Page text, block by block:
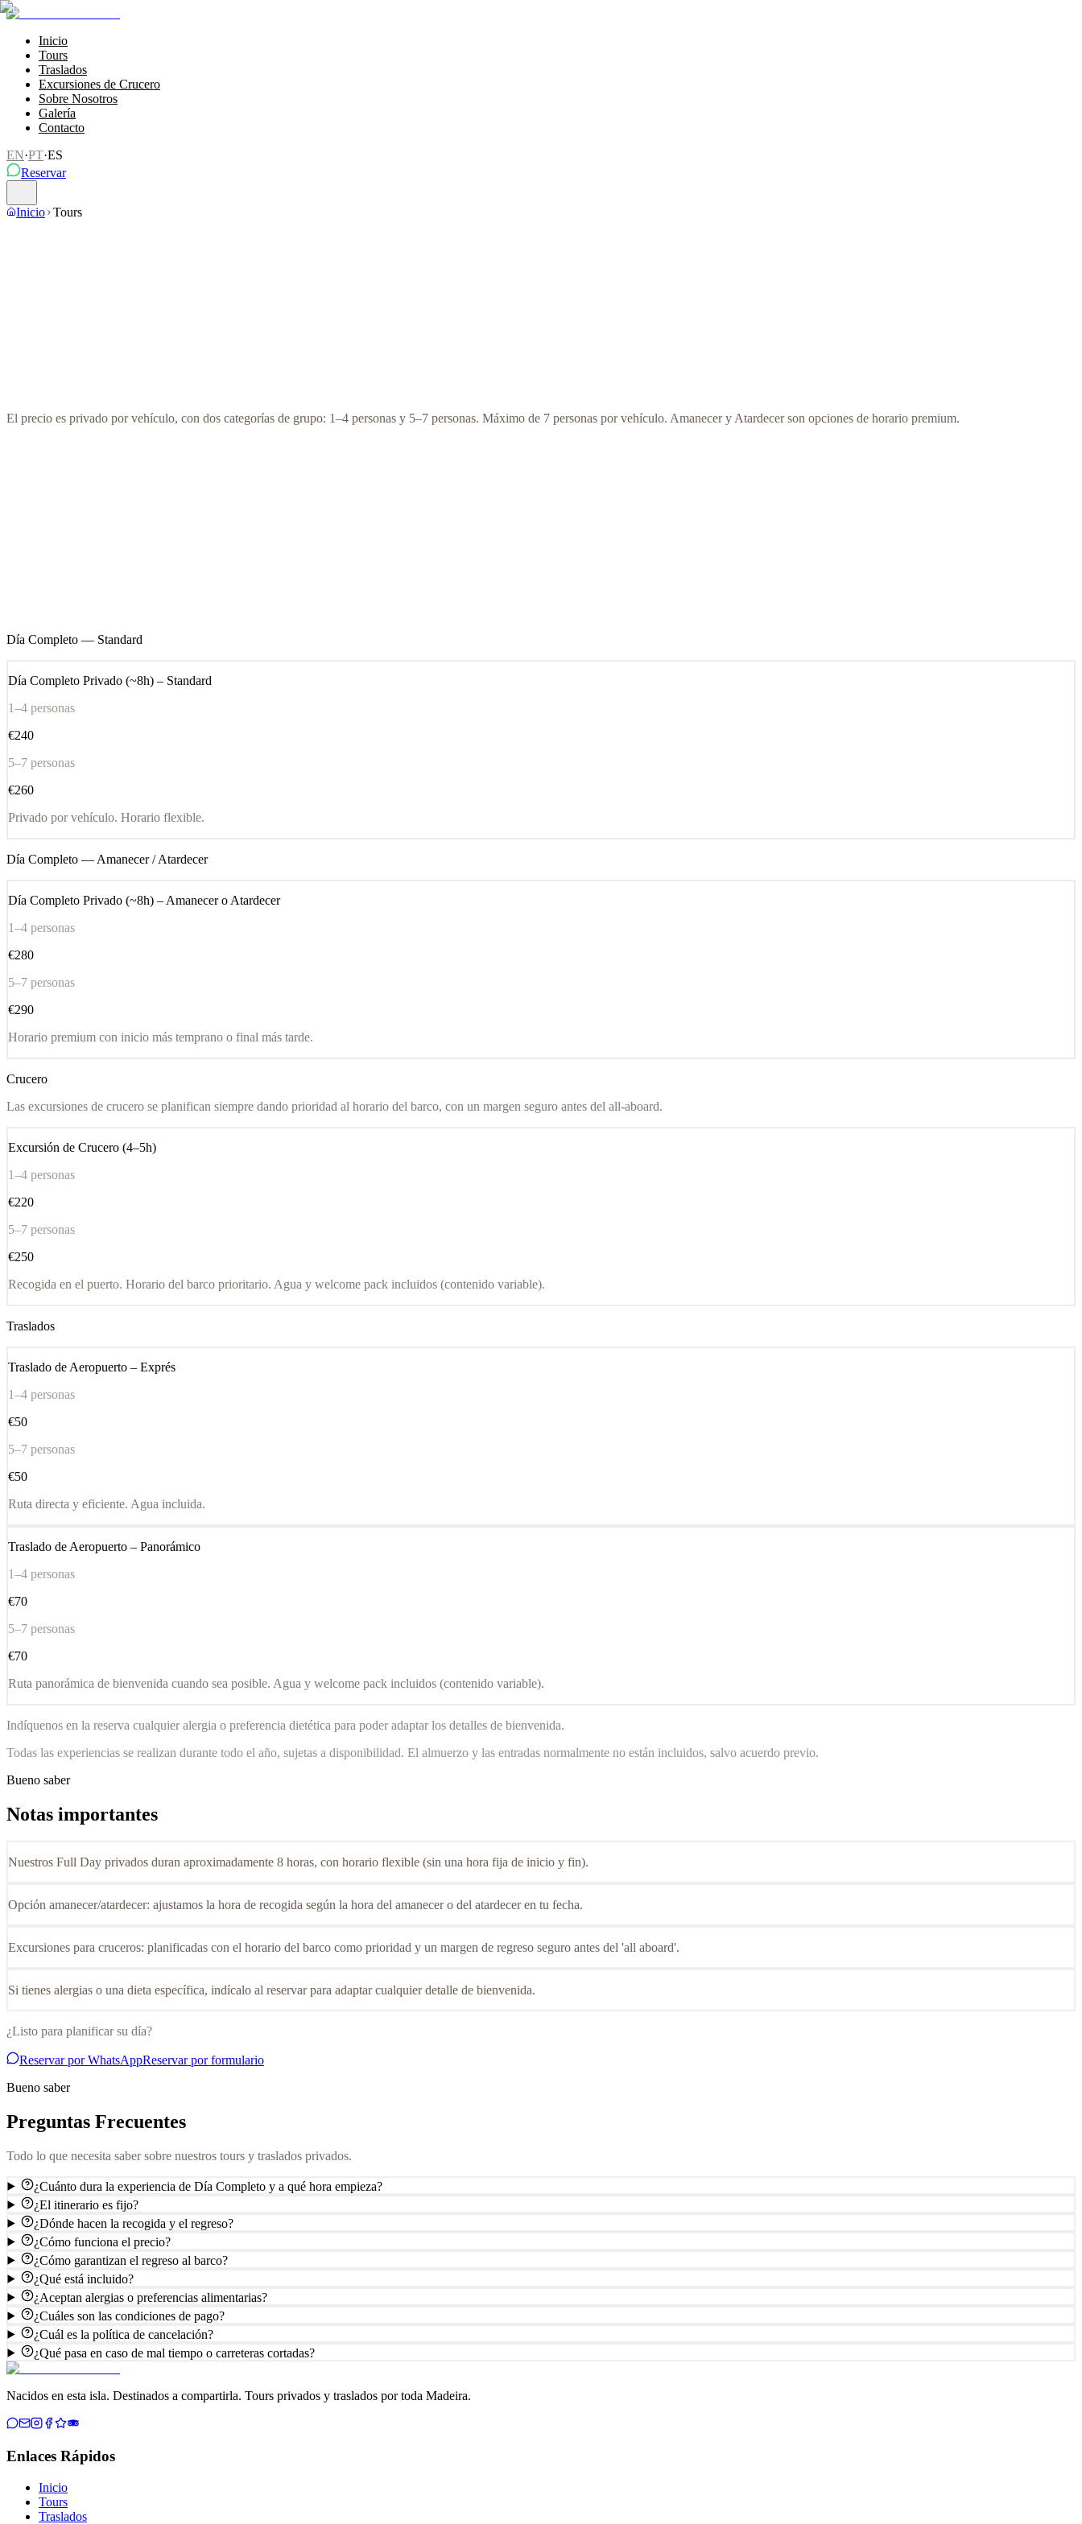
Inicio
Tours
Traslados
Excursiones de Crucero
Sobre Nosotros
Galería
Contacto
EN·PT·ES
Reservar
Inicio Tours
El precio es privado por vehículo, con dos categorías de grupo: 1–4 personas y 5–7 personas. Máximo de 7 personas por vehículo. Amanecer y Atardecer son opciones de horario premium.
Día Completo — Standard
Día Completo Privado (~8h) – Standard
1–4 personas
€240
5–7 personas
€260
Privado por vehículo. Horario flexible.
Día Completo — Amanecer / Atardecer
Día Completo Privado (~8h) – Amanecer o Atardecer
1–4 personas
€280
5–7 personas
€290
Horario premium con inicio más temprano o final más tarde.
Crucero
Las excursiones de crucero se planifican siempre dando prioridad al horario del barco, con un margen seguro antes del all-aboard.
Excursión de Crucero (4–5h)
1–4 personas
€220
5–7 personas
€250
Recogida en el puerto. Horario del barco prioritario. Agua y welcome pack incluidos (contenido variable).
Traslados
Traslado de Aeropuerto – Exprés
1–4 personas
€50
5–7 personas
€50
Ruta directa y eficiente. Agua incluida.
Traslado de Aeropuerto – Panorámico
1–4 personas
€70
5–7 personas
€70
Ruta panorámica de bienvenida cuando sea posible. Agua y welcome pack incluidos (contenido variable).
Indíquenos en la reserva cualquier alergia o preferencia dietética para poder adaptar los detalles de bienvenida.
Todas las experiencias se realizan durante todo el año, sujetas a disponibilidad. El almuerzo y las entradas normalmente no están incluidos, salvo acuerdo previo.
Bueno saber
Notas importantes
Nuestros Full Day privados duran aproximadamente 8 horas, con horario flexible (sin una hora fija de inicio y fin).
Opción amanecer/atardecer: ajustamos la hora de recogida según la hora del amanecer o del atardecer en tu fecha.
Excursiones para cruceros: planificadas con el horario del barco como prioridad y un margen de regreso seguro antes del 'all aboard'.
Si tienes alergias o una dieta específica, indícalo al reservar para adaptar cualquier detalle de bienvenida.
¿Listo para planificar su día?
Reservar por WhatsAppReservar por formulario
Bueno saber
Preguntas Frecuentes
Todo lo que necesita saber sobre nuestros tours y traslados privados.
¿Cuánto dura la experiencia de Día Completo y a qué hora empieza?
¿El itinerario es fijo?
¿Dónde hacen la recogida y el regreso?
¿Cómo funciona el precio?
¿Cómo garantizan el regreso al barco?
¿Qué está incluido?
¿Aceptan alergias o preferencias alimentarias?
¿Cuáles son las condiciones de pago?
¿Cuál es la política de cancelación?
¿Qué pasa en caso de mal tiempo o carreteras cortadas?
Nacidos en esta isla. Destinados a compartirla. Tours privados y traslados por toda Madeira.
Enlaces Rápidos
Inicio
Tours
Traslados